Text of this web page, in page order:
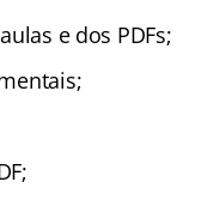
e dos PDFs;